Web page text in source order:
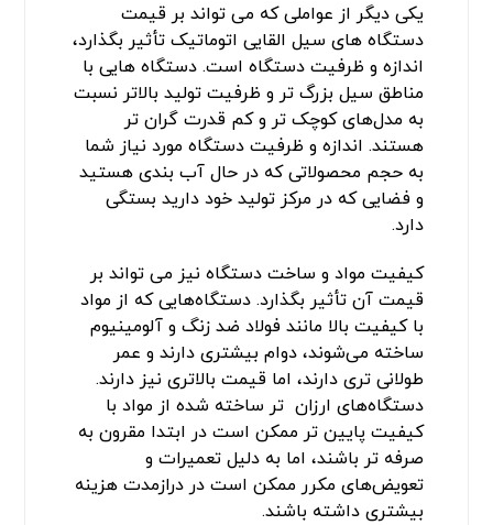
یکی دیگر از عواملی که می تواند بر قیمت
دستگاه های سیل القایی اتوماتیک تأثیر بگذارد،
اندازه و ظرفیت دستگاه است. دستگاه‌ هایی با
مناطق سیل بزرگ ‌تر و ظرفیت تولید بالاتر نسبت
به مدل‌های کوچک ‌تر و کم‌ قدرت گران ‌تر
هستند. اندازه و ظرفیت دستگاه مورد نیاز شما
به حجم محصولاتی که در حال آب بندی هستید
و فضایی که در مرکز تولید خود دارید بستگی
دارد.
کیفیت مواد و ساخت دستگاه نیز می تواند بر
قیمت آن تأثیر بگذارد. دستگاه‌هایی که از مواد
با کیفیت بالا مانند فولاد ضد زنگ و آلومینیوم
ساخته می‌شوند، دوام بیشتری دارند و عمر
طولانی ‌تری دارند، اما قیمت بالاتری نیز دارند.
دستگاه‌های ارزان ‌تر ساخته ‌شده از مواد با
کیفیت پایین ‌تر ممکن است در ابتدا مقرون به
صرفه ‌تر باشند، اما به دلیل تعمیرات و
تعویض‌های مکرر ممکن است در درازمدت هزینه
بیشتری داشته باشند.